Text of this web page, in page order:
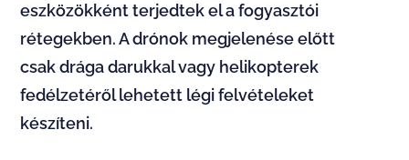
eszközökként terjedtek el a fogyasztói
rétegekben. A drónok megjelenése előtt
csak drága darukkal vagy helikopterek
fedélzetéről lehetett légi felvételeket
készíteni.